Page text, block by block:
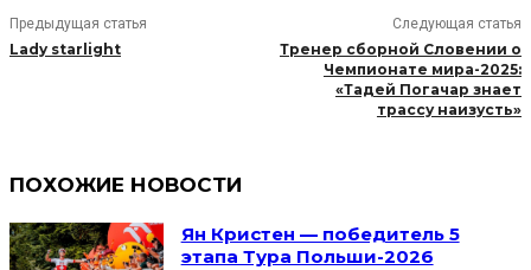
Предыдущая статья
Lady starlight
Следующая статья
Тренер сборной Словении о
Чемпионате мира-2025:
«Тадей Погачар знает
трассу наизусть»
ПОХОЖИЕ НОВОСТИ
Ян Кристен — победитель 5
этапа Тура Польши-2026